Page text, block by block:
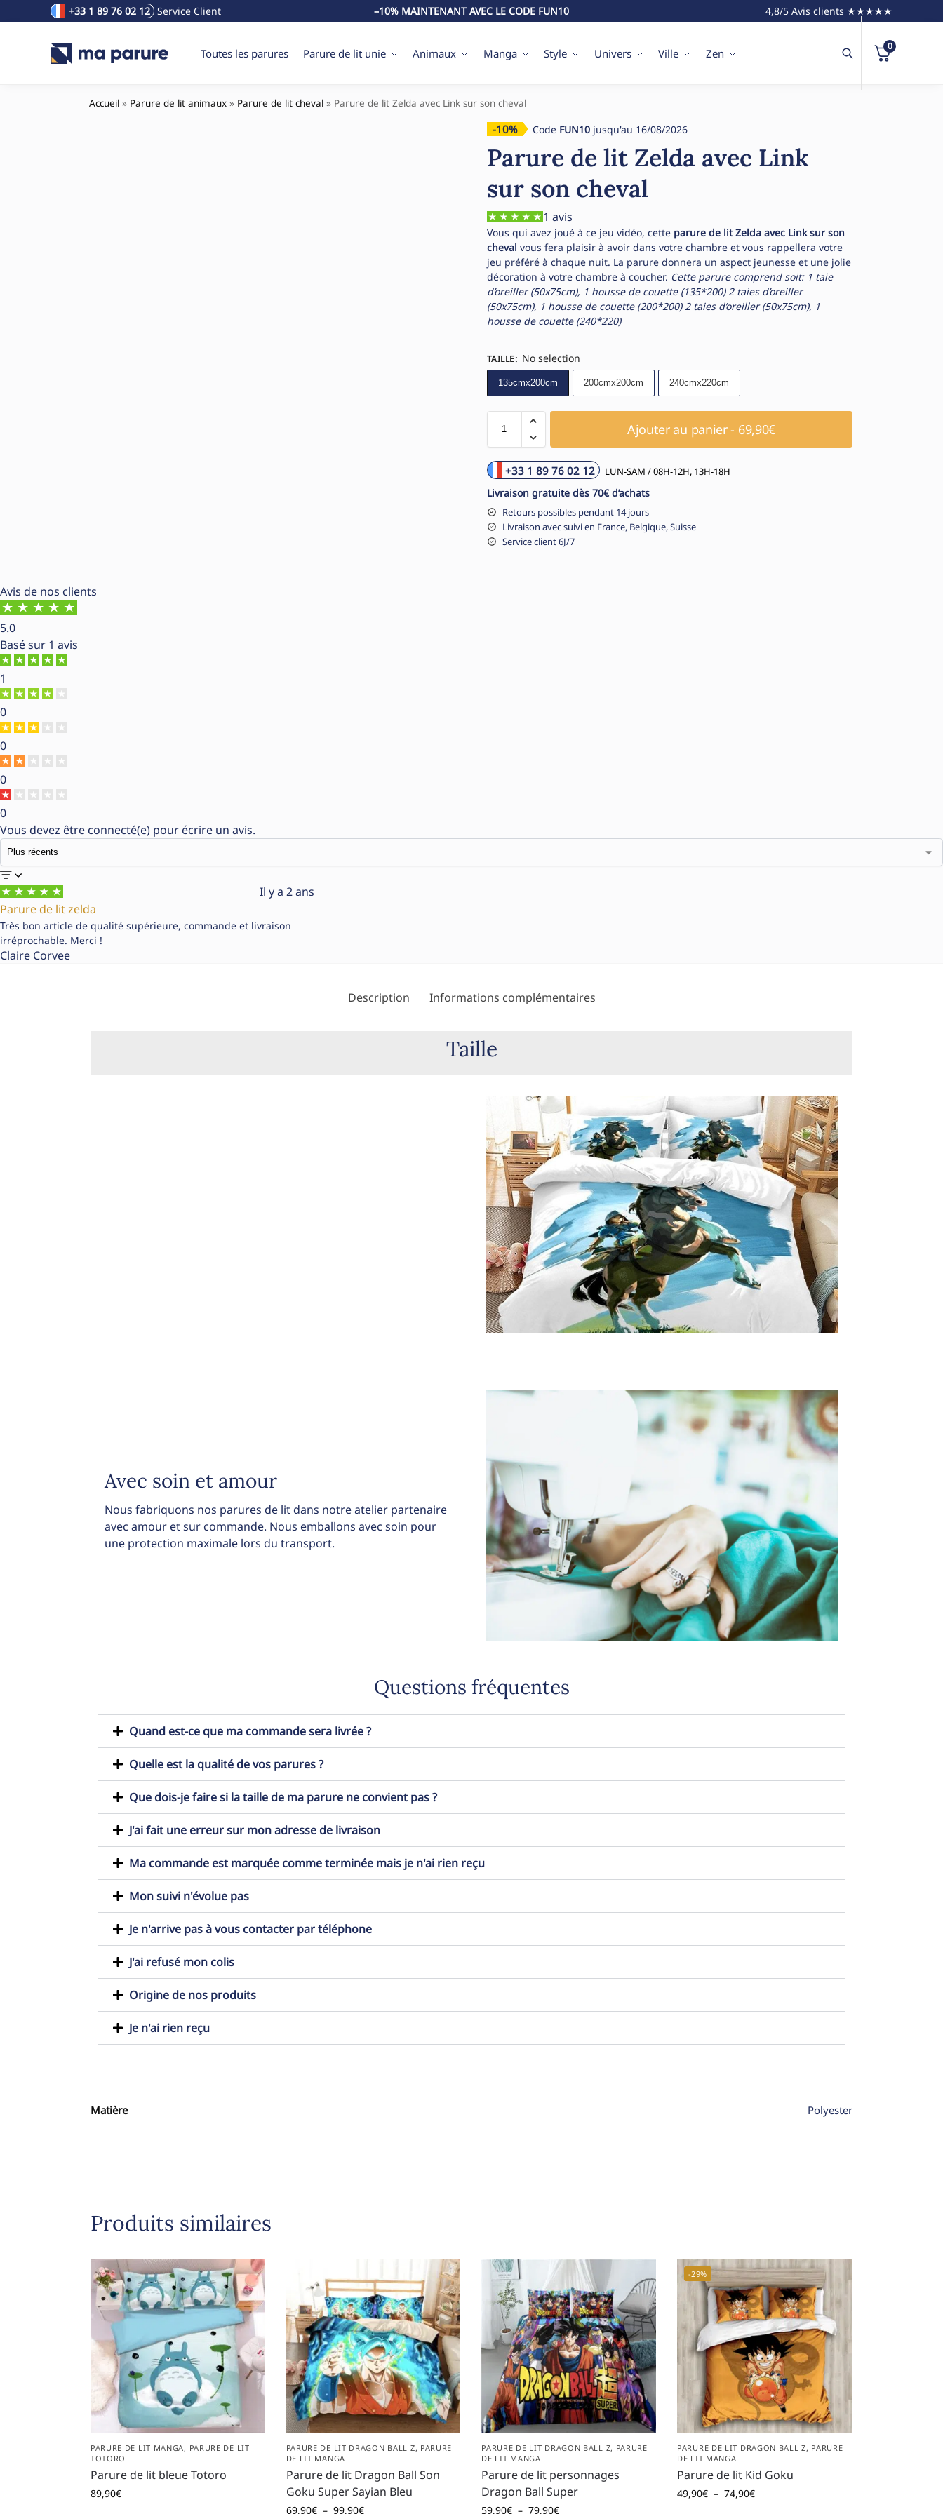
+33 1 89 76 02 12 Service Client –10% MAINTENANT AVEC LE CODE FUN10 4,8/5 Avis clients ★★★★★
Toutes les parures Parure de lit unie Animaux Manga Style Univers Ville Zen
Rechercher un produit
0
Accueil » Parure de lit animaux » Parure de lit cheval » Parure de lit Zelda avec Link sur son cheval
-10% Code FUN10jusqu'au 16/08/2026
Parure de lit Zelda avec Link
sur son cheval
1 avis
Vous qui avez joué à ce jeu vidéo, cette parure de lit Zelda avec Link sur son
cheval vous fera plaisir à avoir dans votre chambre et vous rappellera votre
jeu préféré à chaque nuit. La parure donnera un aspect jeunesse et une jolie
décoration à votre chambre à coucher. Cette parure comprend soit: 1 taie
d’oreiller (50x75cm), 1 housse de couette (135*200) 2 taies d’oreiller
(50x75cm), 1 housse de couette (200*200) 2 taies d’oreiller (50x75cm), 1
housse de couette (240*220)
TAILLE: No selection
135cmx200cm 200cmx200cm 240cmx220cm
Ajouter au panier - 69,90€
+33 1 89 76 02 12 LUN-SAM / 08H-12H, 13H-18H
Livraison gratuite dès 70€ d’achats
Retours possibles pendant 14 jours
Livraison avec suivi en France, Belgique, Suisse
Service client 6J/7
Avis de nos clients
5.0
Basé sur 1 avis
1
0
0
0
0
Vous devez être connecté(e) pour écrire un avis.
Il y a 2 ans
Parure de lit zelda
Très bon article de qualité supérieure, commande et livraison
irréprochable. Merci !
Claire Corvee
Description Informations complémentaires
Taille
Avec soin et amour
Nous fabriquons nos parures de lit dans notre atelier partenaire
avec amour et sur commande. Nous emballons avec soin pour
une protection maximale lors du transport.
Questions fréquentes
Quand est-ce que ma commande sera livrée ?
Quelle est la qualité de vos parures ?
Que dois-je faire si la taille de ma parure ne convient pas ?
J'ai fait une erreur sur mon adresse de livraison
Ma commande est marquée comme terminée mais je n'ai rien reçu
Mon suivi n'évolue pas
Je n'arrive pas à vous contacter par téléphone
J'ai refusé mon colis
Origine de nos produits
Je n'ai rien reçu
Matière Polyester
Produits similaires
PARURE DE LIT MANGA, PARURE DE LIT
TOTORO
Parure de lit bleue Totoro
89,90€
PARURE DE LIT DRAGON BALL Z, PARURE
DE LIT MANGA
Parure de lit Dragon Ball Son
Goku Super Sayian Bleu
69,90€ – 99,90€
PARURE DE LIT DRAGON BALL Z, PARURE
DE LIT MANGA
Parure de lit personnages
Dragon Ball Super
59,90€ – 79,90€
-29%
PARURE DE LIT DRAGON BALL Z, PARURE
DE LIT MANGA
Parure de lit Kid Goku
49,90€ – 74,90€